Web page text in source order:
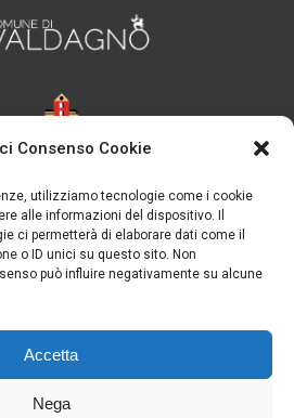
Consenso Cookie
utilizziamo tecnologie come i cookie
alle informazioni del dispositivo. Il
ci permetterà di elaborare dati come il
o ID unici su questo sito. Non
può influire negativamente su alcune
Accetta
Nega